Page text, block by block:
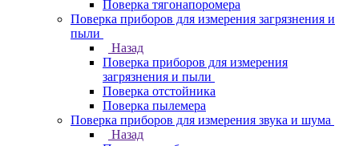
Поверка тягонапоромера
Поверка приборов для измерения загрязнения и
пыли
Назад
Поверка приборов для измерения
загрязнения и пыли
Поверка отстойника
Поверка пылемера
Поверка приборов для измерения звука и шума
Назад